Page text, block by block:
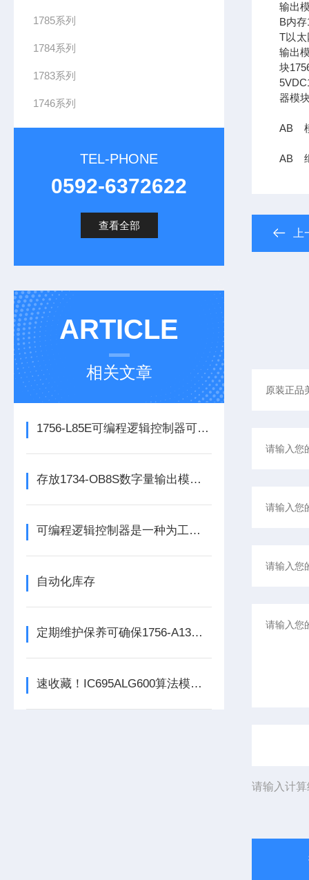
1785系列
1784系列
1783系列
1746系列
TEL-PHONE
0592-6372622
查看全部
ARTICLE
相关文章
1756-L85E可编程逻辑控制器可满足多行业自动化精准控制需求
存放1734-OB8S数字量输出模块时所需要考虑的方面分享
可编程逻辑控制器是一种为工业环境设计的数字运算操作电子系统
自动化库存
定期维护保养可确保1756-A13数字量输出模块的正常运行
速收藏！IC695ALG600算法模块常见故障的解决方法分享
输出
B内
T以太
输出
块
器模
AB
AB
请输入计